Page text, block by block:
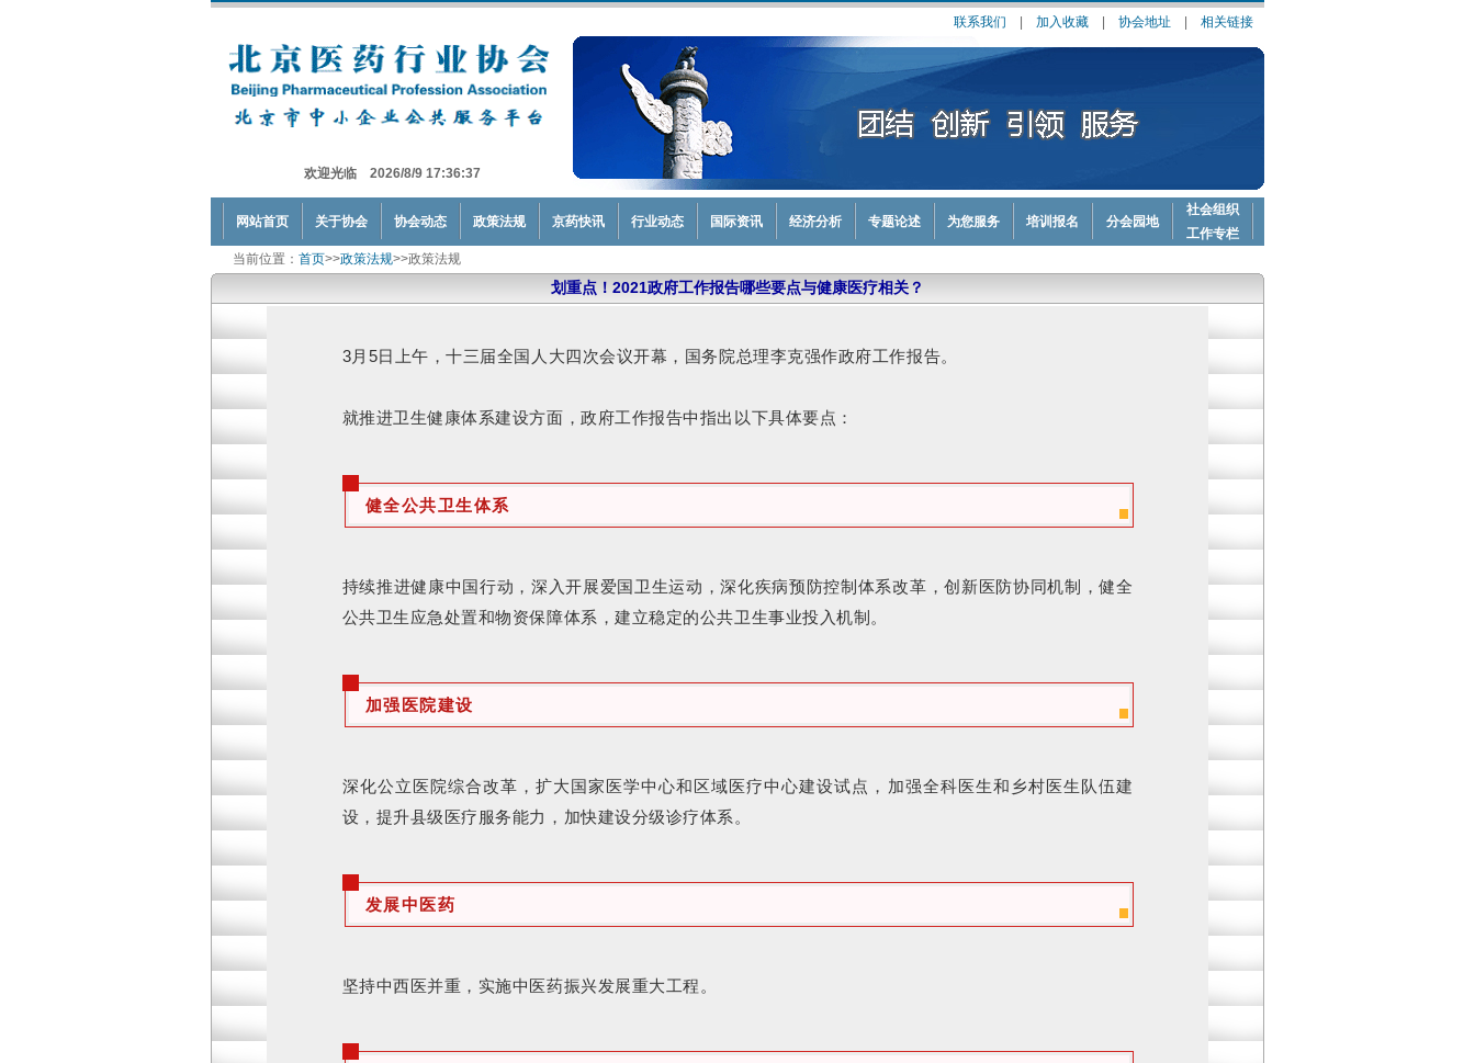
联系我们 加入收藏 协会地址 相关链接
欢迎光临 2026/8/9 17:36:37
网站首页 关于协会 协会动态 政策法规 京药快讯 行业动态 国际资讯 经济分析 专题论述 为您服务 培训报名 分会园地
社会组织
工作专栏
当前位置： 首页>>政策法规>>政策法规
划重点！2021政府工作报告哪些要点与健康医疗相关？
3月5日上午，十三届全国人大四次会议开幕，国务院总理李克强作政府工作报告。
就推进卫生健康体系建设方面，政府工作报告中指出以下具体要点：
健全公共卫生体系
持续推进健康中国行动，深入开展爱国卫生运动，深化疾病预防控制体系改革，创新医防协同机制，健全
公共卫生应急处置和物资保障体系，建立稳定的公共卫生事业投入机制。
加强医院建设
深化公立医院综合改革，扩大国家医学中心和区域医疗中心建设试点，加强全科医生和乡村医生队伍建
设，提升县级医疗服务能力，加快建设分级诊疗体系。
发展中医药
坚持中西医并重，实施中医药振兴发展重大工程。